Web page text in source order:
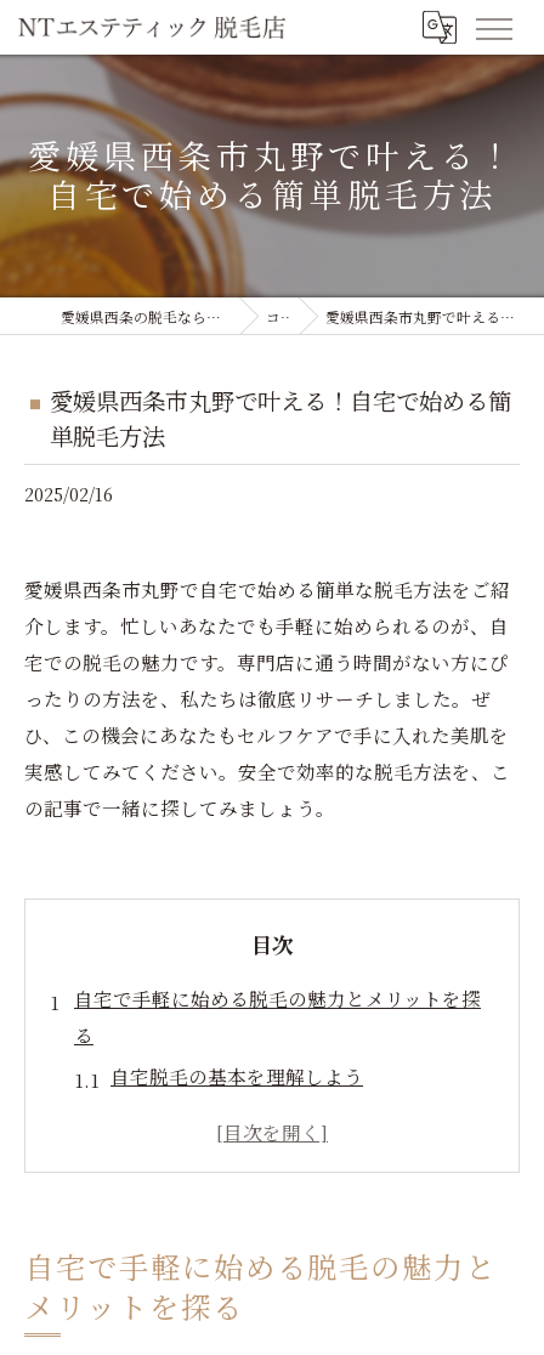
愛媛県西条市丸野で叶える！
自宅で始める簡単脱毛方法
愛媛県西条の脱毛ならNTエステティック 脱毛店 コラム 愛媛県西条市丸野で叶える！自宅で始める簡単脱毛方法
愛媛県西条市丸野で叶える！自宅で始める簡
単脱毛方法
2025/02/16
愛媛県西条市丸野で自宅で始める簡単な脱毛方法をご紹
介します。忙しいあなたでも手軽に始められるのが、自
宅での脱毛の魅力です。専門店に通う時間がない方にぴ
ったりの方法を、私たちは徹底リサーチしました。ぜ
ひ、この機会にあなたもセルフケアで手に入れた美肌を
実感してみてください。安全で効率的な脱毛方法を、こ
の記事で一緒に探してみましょう。
目次
自宅で手軽に始める脱毛の魅力とメリットを探
る
自宅脱毛の基本を理解しよう
手軽さが魅力！自宅脱毛の人気理由
忙しいあなたにピッタリ！自宅でできる脱毛法
自宅で手軽に始める脱毛の魅力と
メリットを探る